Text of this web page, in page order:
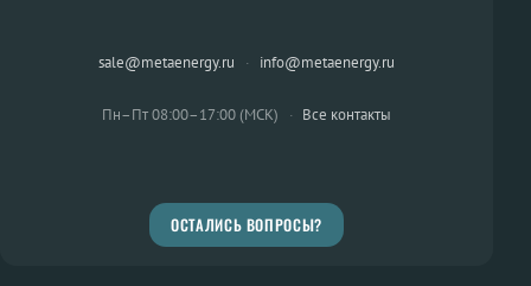
sale@metaenergy.ru · info@metaenergy.ru
Пн–Пт 08:00–17:00 (МСК) · Все контакты
ОСТАЛИСЬ ВОПРОСЫ?